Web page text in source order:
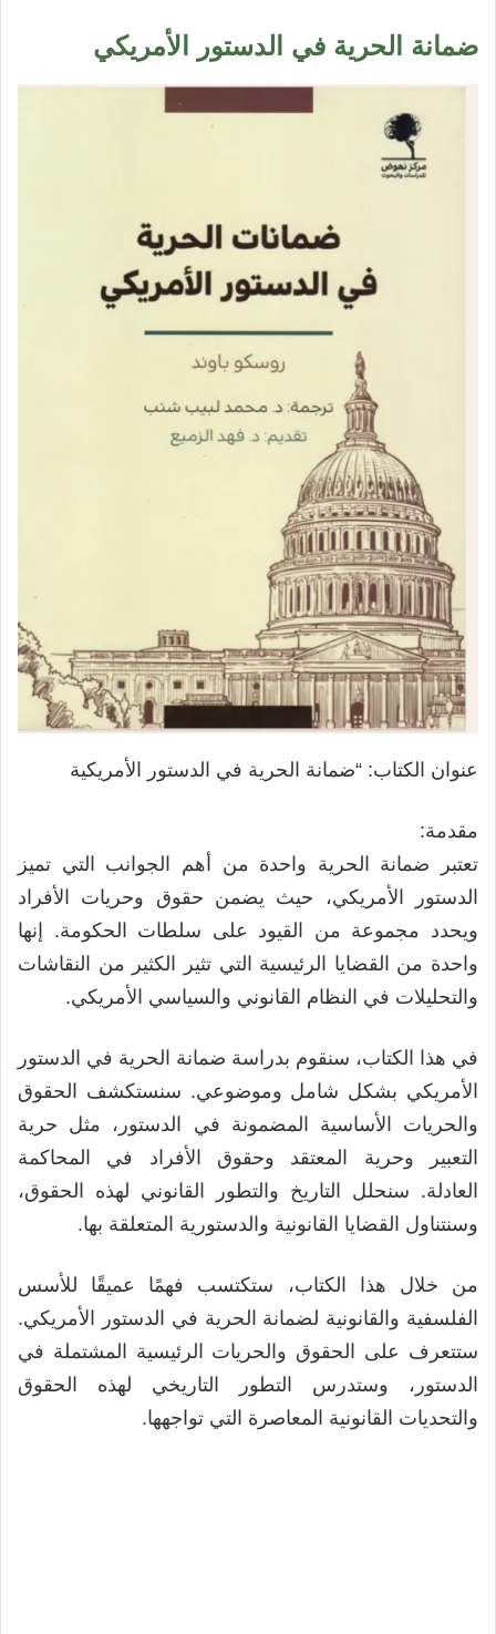
ضمانة الحرية في الدستور الأمريكي
عنوان الكتاب: “ضمانة الحرية في الدستور الأمريكية
مقدمة:
تعتبر ضمانة الحرية واحدة من أهم الجوانب التي تميز
الدستور الأمريكي، حيث يضمن حقوق وحريات الأفراد
ويحدد مجموعة من القيود على سلطات الحكومة. إنها
واحدة من القضايا الرئيسية التي تثير الكثير من النقاشات
والتحليلات في النظام القانوني والسياسي الأمريكي.
في هذا الكتاب، سنقوم بدراسة ضمانة الحرية في الدستور
الأمريكي بشكل شامل وموضوعي. سنستكشف الحقوق
والحريات الأساسية المضمونة في الدستور، مثل حرية
التعبير وحرية المعتقد وحقوق الأفراد في المحاكمة
العادلة. سنحلل التاريخ والتطور القانوني لهذه الحقوق،
وسنتناول القضايا القانونية والدستورية المتعلقة بها.
من خلال هذا الكتاب، ستكتسب فهمًا عميقًا للأسس
الفلسفية والقانونية لضمانة الحرية في الدستور الأمريكي.
ستتعرف على الحقوق والحريات الرئيسية المشتملة في
الدستور، وستدرس التطور التاريخي لهذه الحقوق
والتحديات القانونية المعاصرة التي تواجهها.